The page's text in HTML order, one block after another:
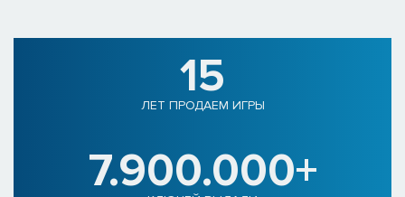
15
ЛЕТ ПРОДАЕМ ИГРЫ
7.900.000+